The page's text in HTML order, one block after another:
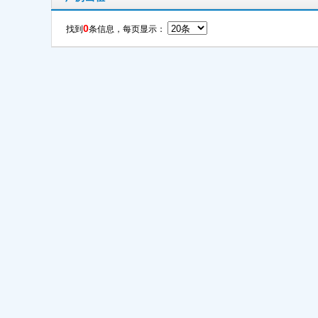
找到 0条信息，每页显示：